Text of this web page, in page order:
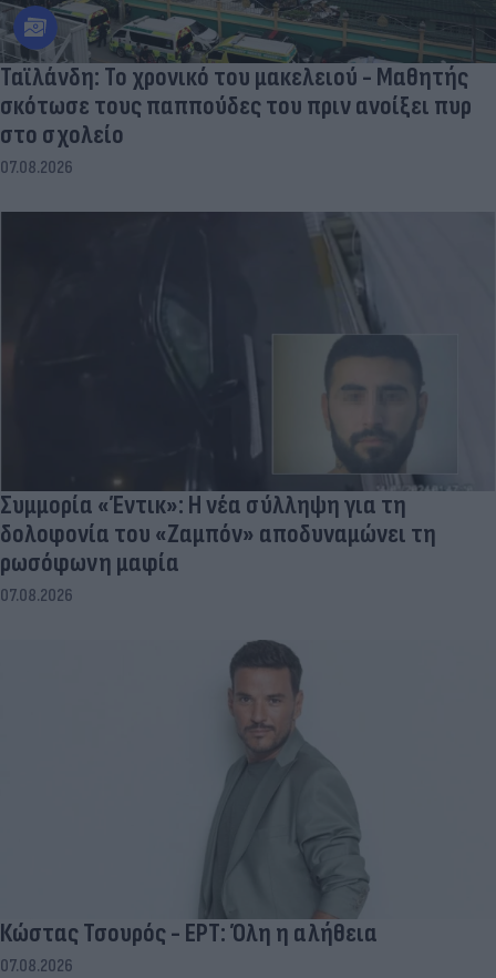
Ταϊλάνδη: Το χρονικό του μακελειού - Μαθητής
σκότωσε τους παππούδες του πριν ανοίξει πυρ
στο σχολείο
07.08.2026
Συμμορία «Έντικ»: Η νέα σύλληψη για τη
δολοφονία του «Ζαμπόν» αποδυναμώνει τη
ρωσόφωνη μαφία
07.08.2026
Κώστας Τσουρός - ΕΡΤ: Όλη η αλήθεια
07.08.2026